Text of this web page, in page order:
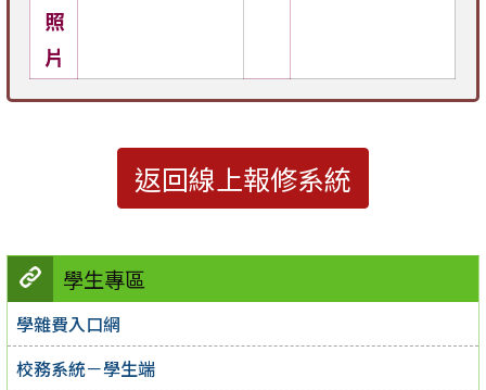
學生專區
學雜費入口網
校務系統－學生端
照
片
返回線上報修系統